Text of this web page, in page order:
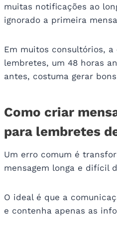
muitas notificações ao
ignorado a primeira
Em muitos consultórios,
lembretes, um 48 horas
antes, costuma gerar
Como criar
para lembretes
Um erro comum é
mensagem longa e difícil
O ideal é que a
e contenha apenas as